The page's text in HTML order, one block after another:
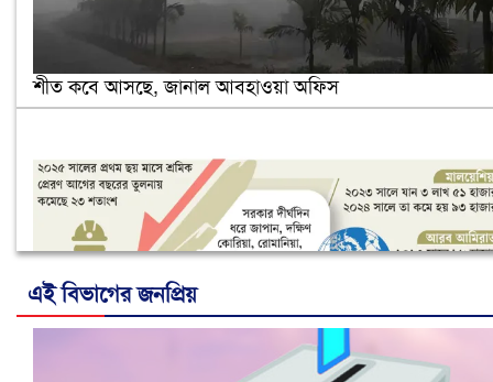
শীত কবে আসছে, জানাল আবহাওয়া অফিস
এই বিভাগের জনপ্রিয়